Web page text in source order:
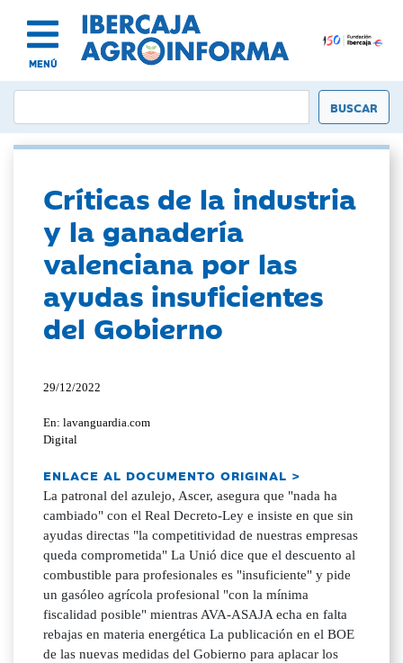
MENÚ
Críticas de la industria
y la ganadería
valenciana por las
ayudas insuficientes
del Gobierno
29/12/2022
En: lavanguardia.com
Digital
ENLACE AL DOCUMENTO ORIGINAL >
La patronal del azulejo, Ascer, asegura que "nada ha
cambiado" con el Real Decreto-Ley e insiste en que sin
ayudas directas "la competitividad de nuestras empresas
queda comprometida" La Unió dice que el descuento al
combustible para profesionales es "insuficiente" y pide
un gasóleo agrícola profesional "con la mínima
fiscalidad posible" mientras AVA-ASAJA echa en falta
rebajas en materia energética La publicación en el BOE
de las nuevas medidas del Gobierno para aplacar los